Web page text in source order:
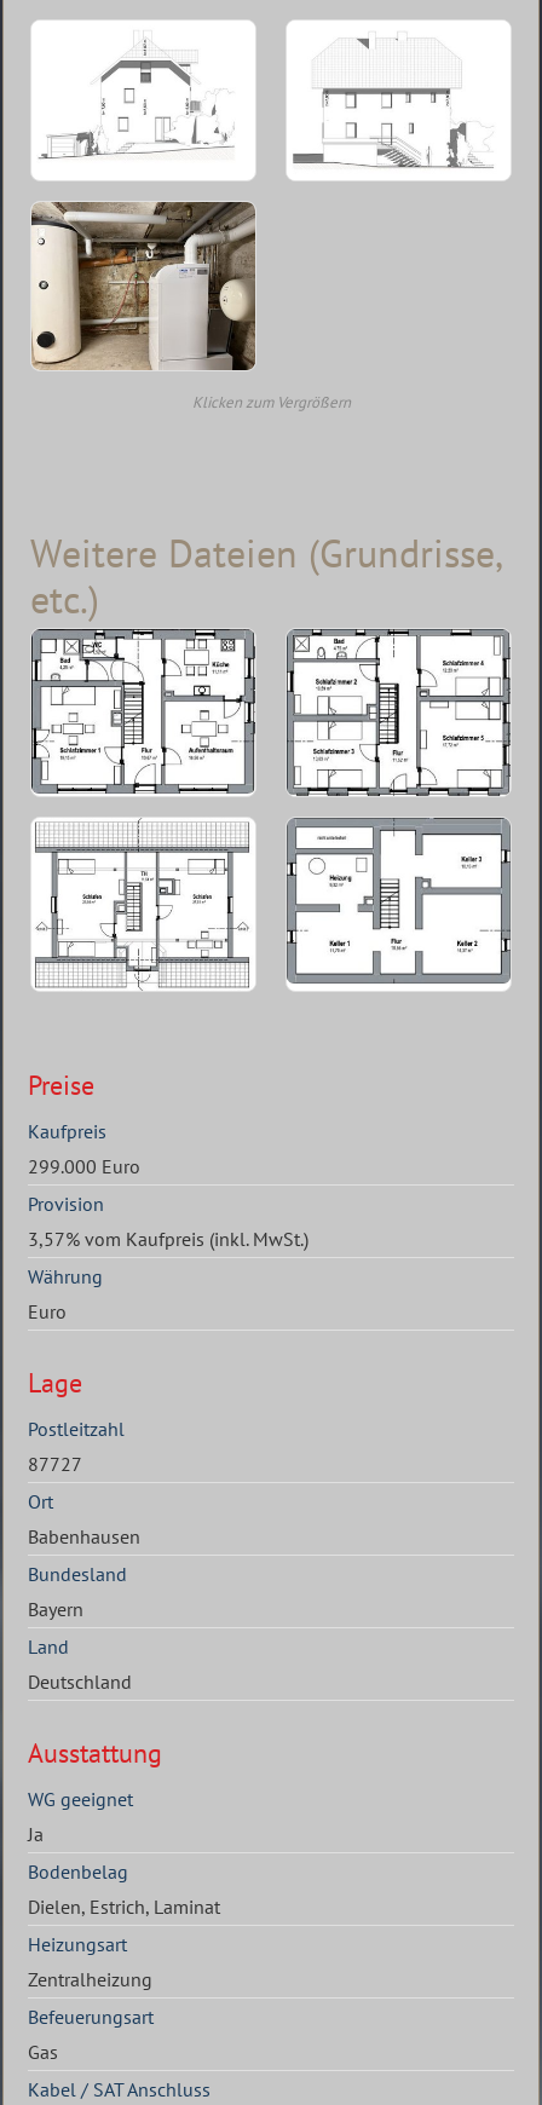
Klicken zum Vergrößern
Weitere Dateien (Grundrisse,
etc.)
Preise
Kaufpreis
299.000 Euro
Provision
3,57% vom Kaufpreis (inkl. MwSt.)
Währung
Euro
Lage
Postleitzahl
87727
Ort
Babenhausen
Bundesland
Bayern
Land
Deutschland
Ausstattung
WG geeignet
Ja
Bodenbelag
Dielen, Estrich, Laminat
Heizungsart
Zentralheizung
Befeuerungsart
Gas
Kabel / SAT Anschluss